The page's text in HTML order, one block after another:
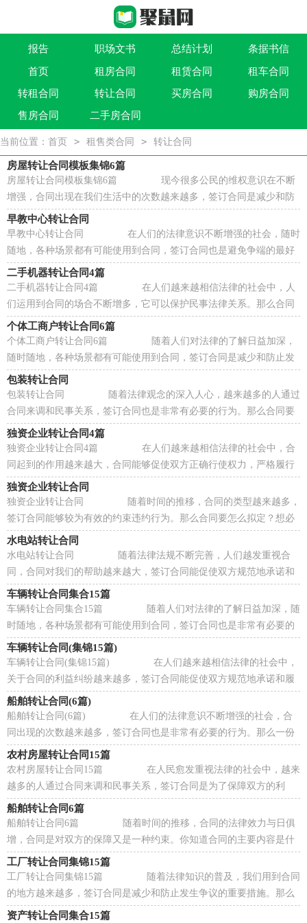
报告 职场文书 总结计划 条据书信
作文大全 实用文 祝福语 买卖类合同
借贷类合同 建筑类合同 劳动类合同 租售类合同
首页 租房合同 租赁合同
租车合同
转租合同
转让合同 买房合同
购房合同
售房合同
二手房合同
当前位置： 首页 > 租售类合同 > 转让合同
房屋转让合同模板集锦6篇
房屋转让合同模板集锦6篇 现今很多公民的维权意识在不断
增强，合同出现在我们生活中的次数越来越多，签订合同是减少和防
止发生争议的重要措施。那么大家知道正...
早教中心转让合同
早教中心转让合同 在人们的法律意识不断增强的社会，随时
随地，各种场景都有可能使用到合同，签订合同也是避免争端的最好
方式之一。那么正式、规范的合同是什么样...
二手机器转让合同4篇
二手机器转让合同4篇 在人们越来越相信法律的社会中，人
们运用到合同的场合不断增多，它可以保护民事法律关系。那么合同
书的格式，你掌握了吗？以下是小编为大家整...
个体工商户转让合同6篇
个体工商户转让合同6篇 随着人们对法律的了解日益加深，
随时随地，各种场景都有可能使用到合同，签订合同是减少和防止发
生争议的重要措施。那么常见的合同书是什...
包装转让合同
包装转让合同 随着法律观念的深入人心，越来越多的人通过
合同来调和民事关系，签订合同也是非常有必要的行为。那么合同要
怎么拟定？想必这让大家都很苦恼吧，以下是...
独资企业转让合同4篇
独资企业转让合同4篇 在人们越来越相信法律的社会中，合
同起到的作用越来越大，合同能够促使双方正确行使权力，严格履行
义务。那么大家知道合同的格式吗？下面是小...
独资企业转让合同
独资企业转让合同 随着时间的推移，合同的类型越来越多，
签订合同能够较为有效的约束违约行为。那么合同要怎么拟定？想必
这让大家都很苦恼吧，下面是小编为大家整理...
水电站转让合同
水电站转让合同 随着法律法规不断完善，人们越发重视合
同，合同对我们的帮助越来越大，签订合同能促使双方规范地承诺和
履行合作。那么大家知道合同的格式吗？以下是...
车辆转让合同集合15篇
车辆转让合同集合15篇 随着人们对法律的了解日益加深，随
时随地，各种场景都有可能使用到合同，签订合同也是非常有必要的
行为。那么相关的合同到底怎么写呢？以下是...
车辆转让合同(集锦15篇)
车辆转让合同(集锦15篇) 在人们越来越相信法律的社会中，
关于合同的利益纠纷越来越多，签订合同能促使双方规范地承诺和履
行合作。那么我们拟定合同的时候需要注...
船舶转让合同(6篇)
船舶转让合同(6篇) 在人们的法律意识不断增强的社会，合
同出现的次数越来越多，签订合同也是非常有必要的行为。那么一份
详细的合同要怎么写呢？以下是小编帮大家...
农村房屋转让合同15篇
农村房屋转让合同15篇 在人民愈发重视法律的社会中，越来
越多的人通过合同来调和民事关系，签订合同是为了保障双方的利
益，避免不必要的争端。合同有不同的类型，当...
船舶转让合同6篇
船舶转让合同6篇 随着时间的推移，合同的法律效力与日俱
增，合同是对双方的保障又是一种约束。你知道合同的主要内容是什
么吗？以下是小编为大家收集的船舶转让合...
工厂转让合同集锦15篇
工厂转让合同集锦15篇 随着法律知识的普及，我们用到合同
的地方越来越多，签订合同是减少和防止发生争议的重要措施。那么
正式、规范的合同是什么样的呢？下面是小...
资产转让合同集合15篇